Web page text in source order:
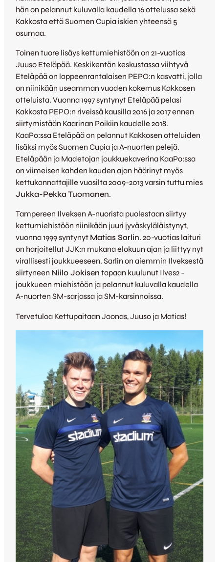
hän on pelannut kuluvalla kaudella 16 ottelussa sekä
Kakkosta että Suomen Cupia iskien yhteensä 5
osumaa.
Toinen tuore lisäys kettumiehistöön on 21-vuotias
Juuso Eteläpää. Keskikentän keskustassa viihtyvä
Eteläpää on lappeenrantalaisen PEPO:n kasvatti, jolla
on niinikään useamman vuoden kokemus Kakkosen
otteluista. Vuonna 1997 syntynyt Eteläpää pelasi
Kakkosta PEPO:n riveissä kausilla 2016 ja 2017 ennen
siirtymistään Kaarinan Poikiin kaudelle 2018.
KaaPo:ssa Eteläpää on pelannut Kakkosen otteluiden
lisäksi myös Suomen Cupia ja A-nuorten pelejä.
Eteläpään ja Madetojan joukkuekaverina KaaPo:ssa
on viimeisen kahden kauden ajan häärinyt myös
kettukannattajille vuosilta 2009-2013 varsin tuttu mies
Jukka-Pekka Tuomanen.
Tampereen Ilveksen A-nuorista puolestaan siirtyy
kettumiehistöön niinikään juuri jyväskyläläistynyt,
vuonna 1999 syntynyt Matias Sarlin. 20-vuotias laituri
on harjoitellut JJK:n mukana elokuun ajan ja liittyy nyt
virallisesti joukkueeseen. Sarlin on aiemmin Ilveksestä
siirtyneen Niilo Jokisen tapaan kuulunut Ilves2 -
joukkueen miehistöön ja pelannut kuluvalla kaudella
A-nuorten SM-sarjassa ja SM-karsinnoissa.
Tervetuloa Kettupaitaan Joonas, Juuso ja Matias!